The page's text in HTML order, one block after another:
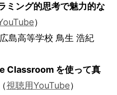
ング的思考で魅力的な
）
島高等学校 鳥生 浩紀
Classroom を使って真
（視聴用YouTube）